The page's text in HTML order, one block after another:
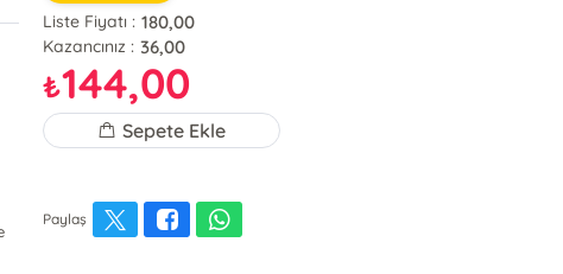
Liste Fiyatı : 180,00
Kazancınız : 36,00
₺144,00
Sepete Ekle
Paylaş